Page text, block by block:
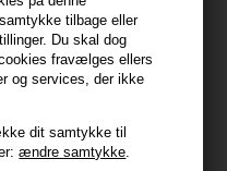
tilbage eller
Du skal dog
fravælges ellers
og services, der ikke
dit samtykke til
ændre samtykke.